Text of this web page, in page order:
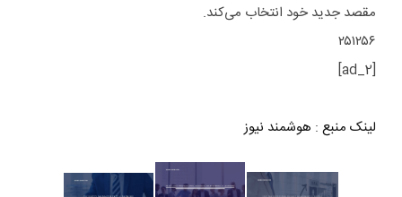
مقصد جدید خود انتخاب می‌کند.
۲۵۱۲۵۶
[ad_2]
لینک منبع : هوشمند نیوز